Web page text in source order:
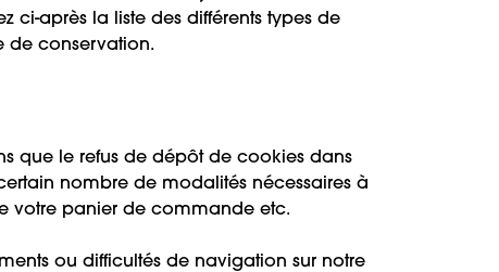
ci-après la liste des différents types de
de conservation.
que le refus de dépôt de cookies dans
nombre de modalités nécessaires à
votre panier de commande etc.
ou difficultés de navigation sur notre